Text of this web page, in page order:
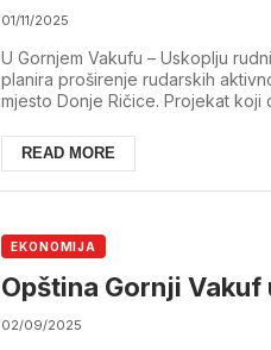
01/11/2025
U Gornjem Vakufu – Uskoplju
planira proširenje rudarskih
mjesto Donje Ričice. Projekat koji
READ MORE
EKONOMIJA
Opština Gornji
02/09/2025